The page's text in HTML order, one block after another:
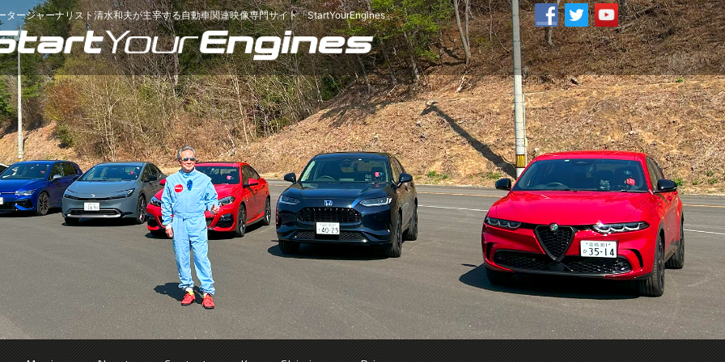
タージャーナリスト清水和夫が主宰する自動車関連映像専門サイト「StartYourEngines」